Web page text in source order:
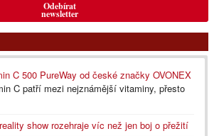
Odebírat
newsletter
C 500 PureWay od české značky OVONEX
C patří mezi nejznámější vitaminy, přesto
show rozehraje víc než jen boj o přežití